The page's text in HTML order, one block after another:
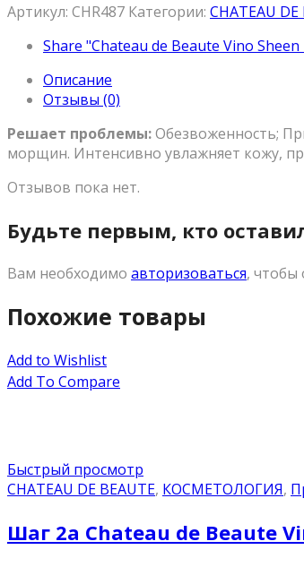
Артикул: CHR487 Категории: CHATEAU DE
Share "Chateau de Beaute Vino
Описание
Отзывы (0)
Решает проблемы:Обезвоженность;
морщин. Интенсивно увлажняет кожу,
Отзывов пока нет.
Будьте первым, кто
Вам необходимо авторизоваться, чтобы
Похожие товары
Add to Wishlist
Add To Compare
Быстрый просмотр
CHATEAU DE BEAUTE, КОСМЕТОЛОГИЯ,
Шаг 2а Chateau de Beaute